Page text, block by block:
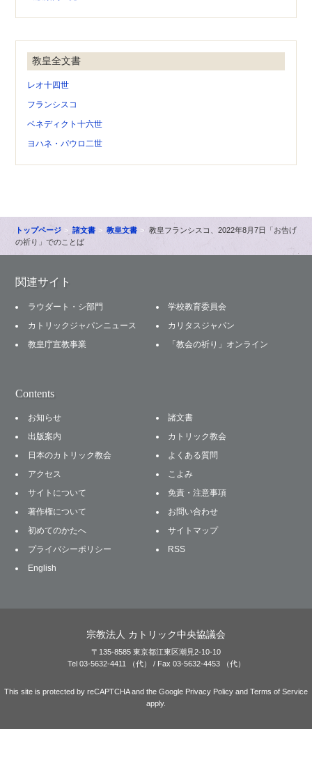
教皇全文書
レオ十四世
フランシスコ
ベネディクト十六世
ヨハネ・パウロ二世
トップページ 諸文書 教皇文書
教皇フランシスコ、2022年8月7日「お告げ
の祈り」でのことば
関連サイト
ラウダート・シ部門
学校教育委員会
カトリックジャパンニュース
カリタスジャパン
教皇庁宣教事業
「教会の祈り」オンライン
Contents
お知らせ
諸文書
出版案内
カトリック教会
日本のカトリック教会
よくある質問
アクセス
こよみ
サイトについて
免責・注意事項
著作権について
お問い合わせ
初めてのかたへ
サイトマップ
プライバシーポリシー
RSS
English
宗教法人 カトリック中央協議会
〒135-8585 東京都江東区潮見2-10-10
Tel 03-5632-4411 （代） / Fax 03-5632-4453 （代）
This site is protected by reCAPTCHA and the Google Privacy Policy and Terms of Service
apply.